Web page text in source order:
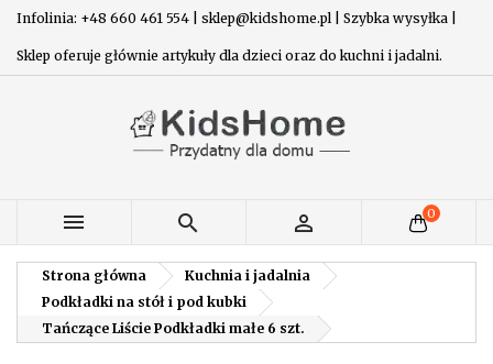
Infolinia: +48 660 461 554 | sklep@kidshome.pl | Szybka wysyłka |
Sklep oferuje głównie artykuły dla dzieci oraz do kuchni i jadalni.
   0
Strona główna
Kuchnia i jadalnia
Podkładki na stół i pod kubki
Tańczące Liście Podkładki małe 6 szt.